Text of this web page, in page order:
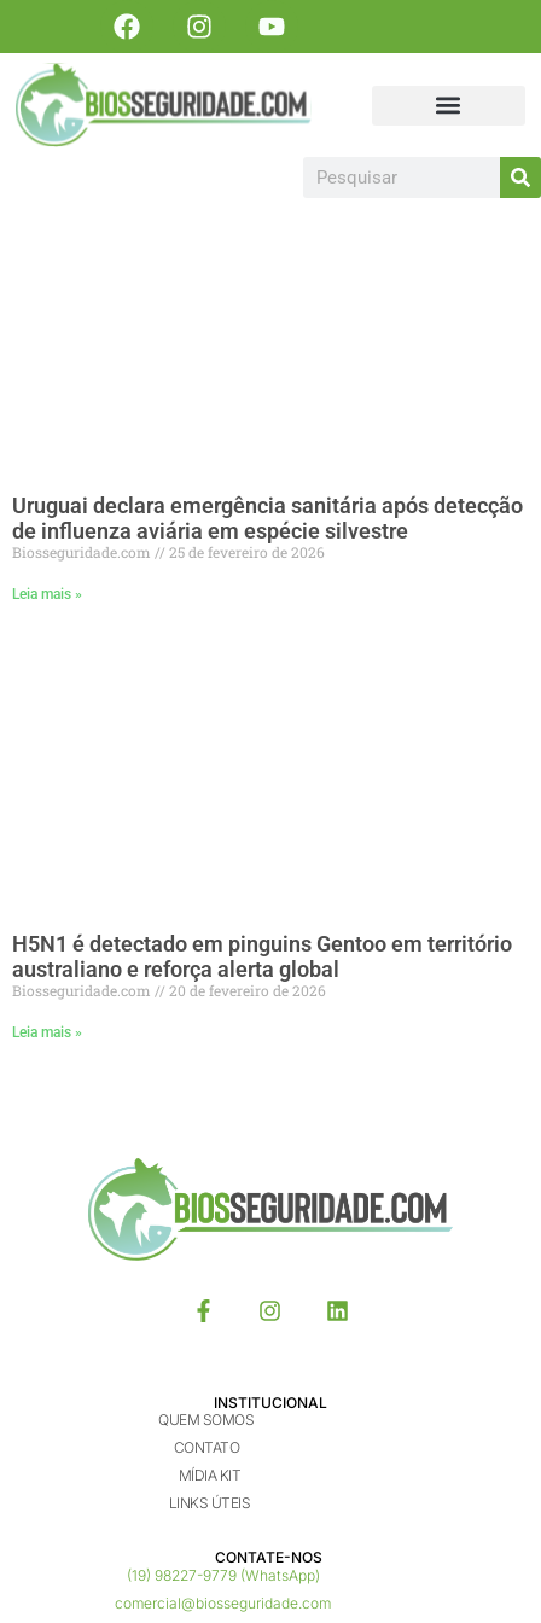
Uruguai declara emergência sanitária após detecção
de influenza aviária em espécie silvestre
Biosseguridade.com 25 de fevereiro de 2026
Leia mais »
H5N1 é detectado em pinguins Gentoo em território
australiano e reforça alerta global
Biosseguridade.com 20 de fevereiro de 2026
Leia mais »
INSTITUCIONAL
QUEM SOMOS
CONTATO
MÍDIA KIT
LINKS ÚTEIS
CONTATE-NOS ​
(19) 98227-9779 (WhatsApp)
comercial@biosseguridade.com